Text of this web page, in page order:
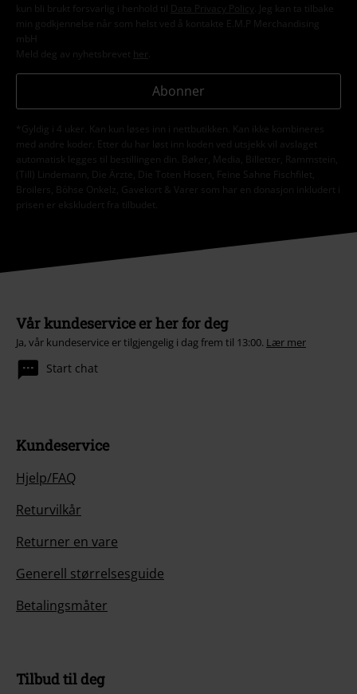
kun bli brukt forsvarlig i henhold til
Data Privacy Policy
. Jeg kan ta tilbake
min godkjennelse når som helst ved å kontakte E.M.P Merchandising
mbH
Meld deg av nyhetsbrevet her
Abonner
*Gyldig i 4 uker. Kan kun løses inn i nettbutikken. Kan ikke kombineres
med andre koder. Etter du har løst inn koden ved utsjekk vil avslaget
automatisk legges til bestillingen din. Bøker, Media, Billetter, Rammstein,
(Till) Lindemann, Die Ärzte, Die Toten Hosen, Feine Sahne Fischfilet,
Broilers, Böhse Onkelz, Gavekort & Varer som har en donasjon inkludert i
prisen er ekskludert fra tilbudet.
Vår kundeservice er her for deg
Ja, vår kundeservice er tilgjengelig i dag frem til 13:00. Lær mer
Start chat
Kundeservice
Hjelp/FAQ
Returvilkår
Returner en vare
Generell størrelsesguide
Betalingsmåter
Tilbud til deg